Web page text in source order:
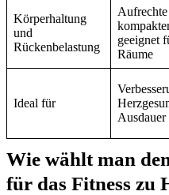
Körperhaltung
und
Rückenbelastung
geeignet
Räume
Ideal für
Ausdauer
Wie wählt man
für das Fitness zu